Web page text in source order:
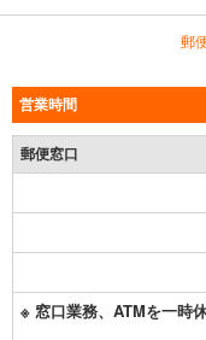
郵
営業時間
郵便窓口
※ 窓口業務、ATMを一時